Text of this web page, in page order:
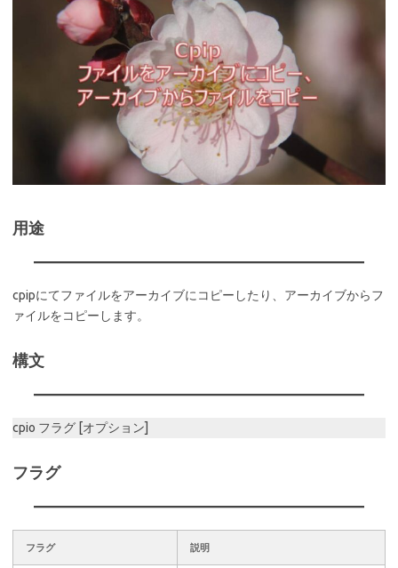
用途
cpipにてファイルをアーカイブにコピーしたり、アーカイブからフ
ァイルをコピーします。
構文
cpio フラグ [オプション]
フラグ
フラグ 説明